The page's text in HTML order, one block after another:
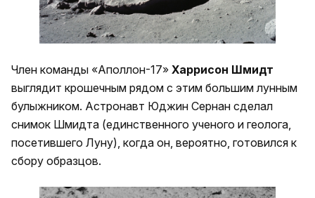
Член команды «Аполлон-17» Харрисон Шмидт
выглядит крошечным рядом с этим большим лунным
булыжником. Астронавт Юджин Сернан сделал
снимок Шмидта (единственного ученого и геолога,
посетившего Луну), когда он, вероятно, готовился к
сбору образцов.